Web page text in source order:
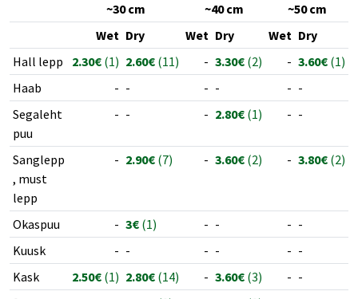
~30 cm ~40 cm
~50 cm
Wet Dry Wet Dry Wet Dry
Hall lepp
2.30€ (1) 2.60€ (11) - 3.30€ (2) - 3.60€ (1)
Haab
- - - - - -
Segaleht
puu
- - - 2.80€ (1) - -
Sanglepp
, must
lepp
- 2.90€ (7) - 3.60€ (2) - 3.80€ (2)
Okaspuu - 3€ (1) - - - -
Kuusk
- - - - - -
Kask
2.50€ (1) 2.80€ (14) - 3.60€ (3) - -